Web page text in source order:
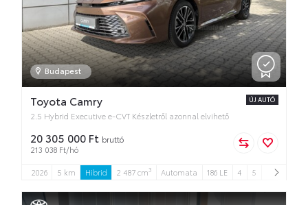
Budapest
Toyota Camry
2.5 Hybrid Executive e-CVT Készletről azonnal elvihető
ÚJ AUTÓ
20 305 000 Ft bruttó
213 038 Ft/hó
2026 5 km Hibrid 2 487 cm3 Automata 186 LE 4 5